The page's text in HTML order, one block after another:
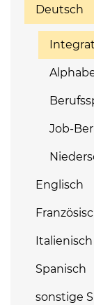
Deutsch
Job-
Englisch
Italienisch
Spanisch
sonstige